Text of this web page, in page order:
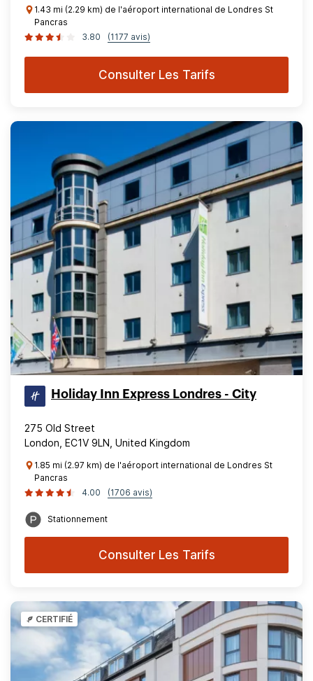
1.43 mi (2.29 km) de l'aéroport international de Londres St
Pancras
3.80
(1177 avis)
Consulter Les Tarifs
Holiday Inn Express Londres - City
275 Old Street
London, EC1V 9LN, United Kingdom
1.85 mi (2.97 km) de l'aéroport international de Londres St
Pancras
4.00
(1706 avis)
Stationnement
Consulter Les Tarifs
CERTIFIÉ